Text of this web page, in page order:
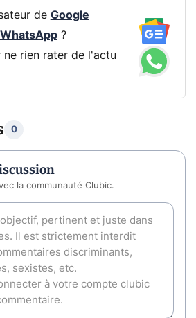
de Google
WhatsApp?
ne rien rater de l'actu
0
la communauté Clubic.